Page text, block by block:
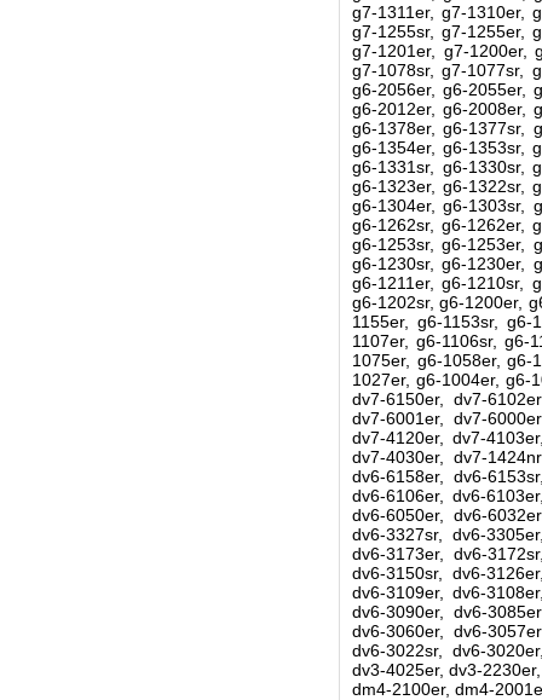
g7-1311er, g7-1310er,
g7-1255sr, g7-1255er,
g7-1201er, g7-1200er,
g7-1078sr, g7-1077sr,
g6-2056er, g6-2055er,
g6-2012er, g6-2008er,
g6-1378er, g6-1377sr,
g6-1354er, g6-1353sr,
g6-1331sr, g6-1330sr,
g6-1323er, g6-1322sr,
g6-1304er, g6-1303sr,
g6-1262sr, g6-1262er,
g6-1253sr, g6-1253er,
g6-1230sr, g6-1230er,
g6-1211er, g6-1210sr,
g6-1202sr, g6-1200er,
1155er, g6-1153sr, g6-
1107er, g6-1106sr, g6-
1075er, g6-1058er, g6-
1027er, g6-1004er, g6-
dv7-6150er, dv7-
dv7-6001er, dv7-
dv7-4120er, dv7-
dv7-4030er, dv7-
dv6-6158er, dv6-
dv6-6106er, dv6-
dv6-6050er, dv6-
dv6-3327sr, dv6-
dv6-3173er, dv6-
dv6-3150sr, dv6-
dv6-3109er, dv6-
dv6-3090er, dv6-
dv6-3060er, dv6-
dv6-3022sr, dv6-
dv3-4025er, dv3-
dm4-2100er, dm4-